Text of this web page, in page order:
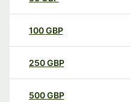
100GBP
250GBP
500GBP